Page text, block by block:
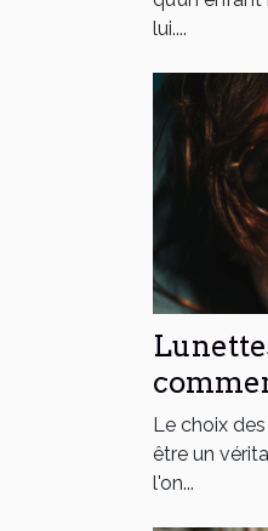
lui....
forme
Le choix
être un
l'on...